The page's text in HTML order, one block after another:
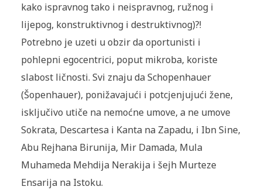
kako ispravnog tako i neispravnog, ružnog i
lijepog, konstruktivnog i destruktivnog)?!
Potrebno je uzeti u obzir da oportunisti i
pohlepni egocentrici, poput mikroba, koriste
slabost ličnosti. Svi znaju da Schopenhauer
(Šopenhauer), ponižavajući i potcjenjujući žene,
isključivo utiče na nemoćne umove, a ne umove
Sokrata, Descartesa i Kanta na Zapadu, i Ibn Sine,
Abu Rejhana Birunija, Mir Damada, Mula
Muhameda Mehdija Nerakija i šejh Murteze
Ensarija na Istoku.